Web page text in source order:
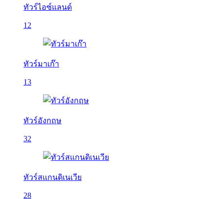
ทัวร์ไอซ์แลนด์
12
ทัวร์มาเก๊า
13
ทัวร์อังกฤษ
32
ทัวร์สแกนดิเนเวีย
28